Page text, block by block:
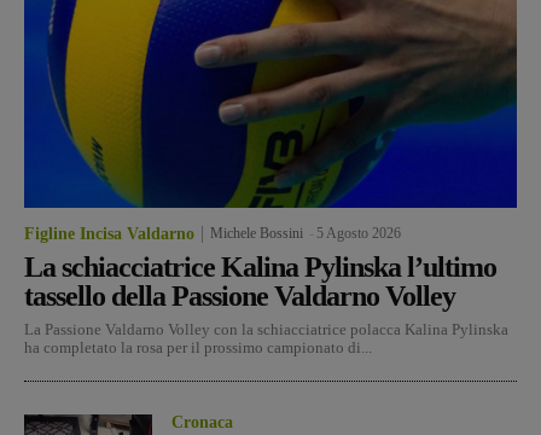
Figline Incisa Valdarno Michele Bossini 5 Agosto 2026
La schiacciatrice Kalina Pylinska l’ultimo
tassello della Passione Valdarno Volley
La Passione Valdarno Volley con la schiacciatrice polacca Kalina Pylinska
ha completato la rosa per il prossimo campionato di...
Cronaca